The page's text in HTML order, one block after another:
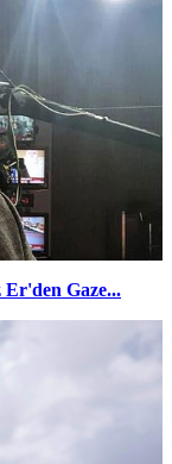
Er'den Gaze...